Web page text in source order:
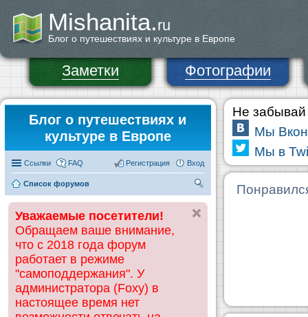
Mishanita.ru
Блог о путешествиях и культуре в Европе
Заметки Фотографии
Блог о путешествиях и
культуре в Европе
Ссылки FAQ Вход
Регистрация
Список форумов
ск
Уважаемые посетители!
Обращаем ваше внимание,
что с 2018 года форум
работает в режиме
"самоподдержания". У
администратора (Foxy) в
настоящее время нет
Не забывай
Мы
Мы в